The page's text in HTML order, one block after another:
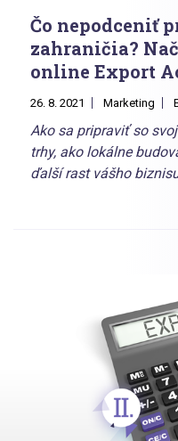
Čo nepodceniť
zahraničia?
online Export
26. 8. 2021 Marketing
Ako sa pripraviť so
trhy, ako lokálne
ďalší rast vášho
štvrtkov, vás prevedie
určená pre všetky e-
svoj biznis na ďalšiu